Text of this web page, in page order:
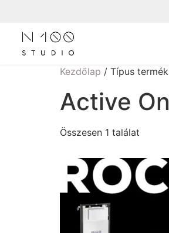
Kezdőlap / Típus
Active
Összesen 1 találat